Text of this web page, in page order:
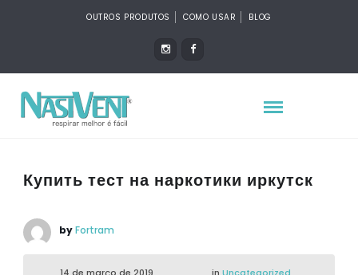
OUTROS PRODUTOS COMO USAR BLOG
Купить тест на наркотики иркутск
byFortram